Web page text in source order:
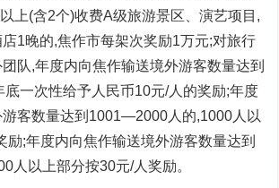
上(含2个)收费A级旅游景区、演艺项目,
1晚的,焦作市每架次奖励1万元;对旅行
队,年度内向焦作输送境外游客数量达到
底一次性给予人民币10元/人的奖励;年度
游客数量达到1001—2000人的,1000人以
励;年度内向焦作输送境外游客数量达到
人以上部分按30元/人奖励。